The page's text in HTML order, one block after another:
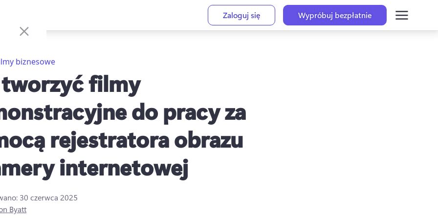
Zaloguj się Wypróbuj bezpłatnie
biznesowe
filmy
do pracy za
rejestratora obrazu
internetowej
30 czerwca 2025
Byatt